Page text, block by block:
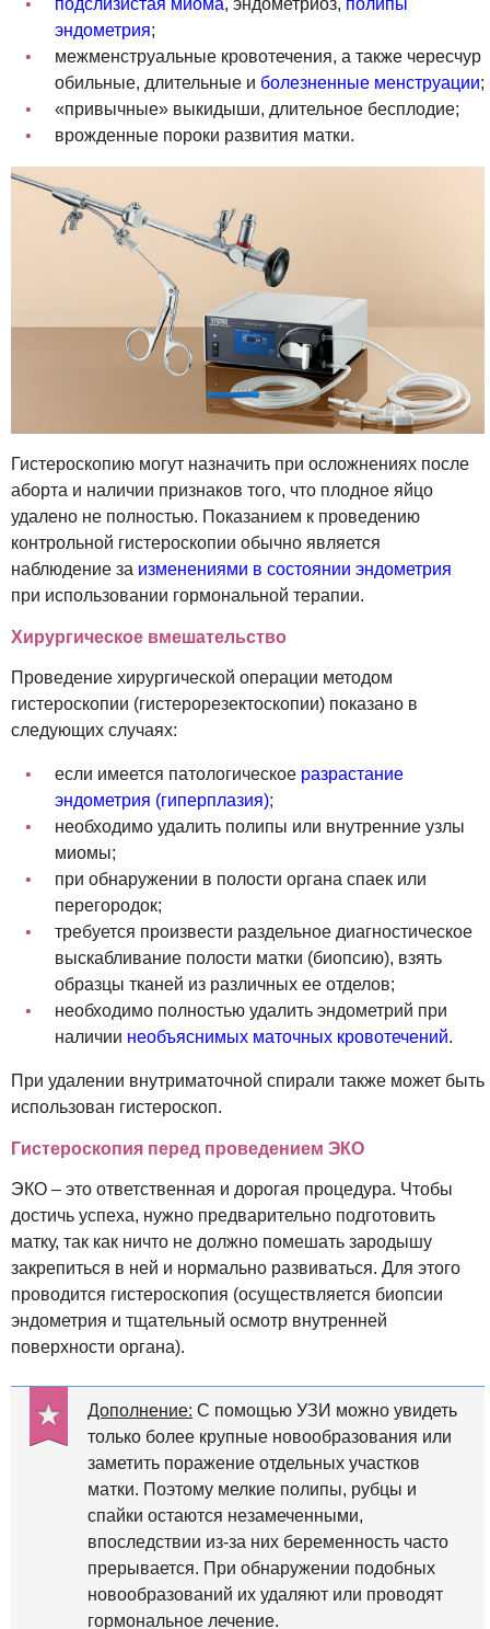
подслизистая миома, эндометриоз, полипы
эндометрия;
межменструальные кровотечения, а также чересчур
обильные, длительные и болезненные менструации;
«привычные» выкидыши, длительное бесплодие;
врожденные пороки развития матки.
Гистероскопию могут назначить при осложнениях после
аборта и наличии признаков того, что плодное яйцо
удалено не полностью. Показанием к проведению
контрольной гистероскопии обычно является
наблюдение за изменениями в состоянии эндометрия
при использовании гормональной терапии.
Хирургическое вмешательство
Проведение хирургической операции методом
гистероскопии (гистерорезектоскопии) показано в
следующих случаях:
если имеется патологическое разрастание
эндометрия (гиперплазия);
необходимо удалить полипы или внутренние узлы
миомы;
при обнаружении в полости органа спаек или
перегородок;
требуется произвести раздельное диагностическое
выскабливание полости матки (биопсию), взять
образцы тканей из различных ее отделов;
необходимо полностью удалить эндометрий при
наличии необъяснимых маточных кровотечений.
При удалении внутриматочной спирали также может быть
использован гистероскоп.
Гистероскопия перед проведением ЭКО
ЭКО – это ответственная и дорогая процедура. Чтобы
достичь успеха, нужно предварительно подготовить
матку, так как ничто не должно помешать зародышу
закрепиться в ней и нормально развиваться. Для этого
проводится гистероскопия (осуществляется биопсии
эндометрия и тщательный осмотр внутренней
поверхности органа).
Дополнение: С помощью УЗИ можно увидеть
только более крупные новообразования или
заметить поражение отдельных участков
матки. Поэтому мелкие полипы, рубцы и
спайки остаются незамеченными,
впоследствии из-за них беременность часто
прерывается. При обнаружении подобных
новообразований их удаляют или проводят
гормональное лечение.